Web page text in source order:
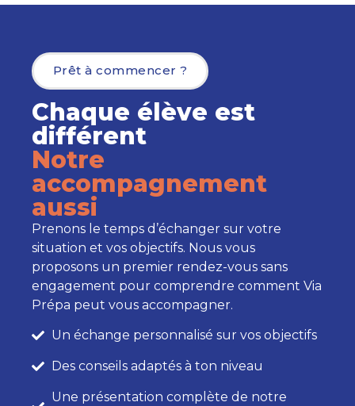
Chaque élève est
différent
Notre
accompagnement
aussi
Prêt à commencer ?
Prenons le temps d’échanger sur votre
situation et vos objectifs. Nous vous
proposons un premier rendez-vous sans
engagement pour comprendre comment Via
Prépa peut vous accompagner.
Un échange personnalisé sur vos objectifs
Des conseils adaptés à ton niveau
Une présentation complète de notre